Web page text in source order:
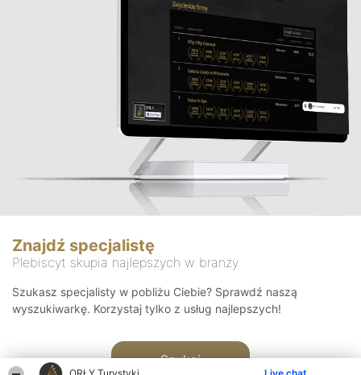
Znajdź specjalistę
Plebiscyt skupia najlepszych w branży
Szukasz specjalisty w pobliżu Ciebie? Sprawdź naszą
wyszukiwarkę. Korzystaj tylko z usług najlepszych!
Szukaj